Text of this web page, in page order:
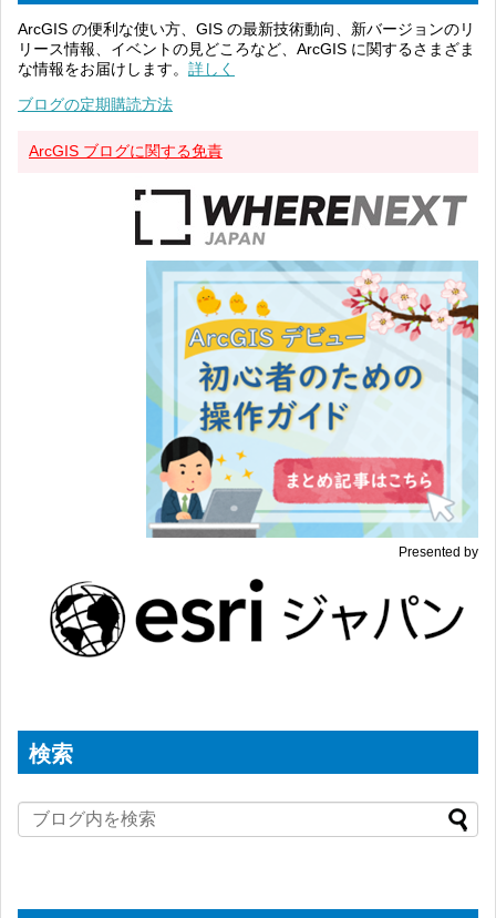
ArcGIS の便利な使い方、GIS の最新技術動向、新バージョンのリ
リース情報、イベントの見どころなど、ArcGIS に関するさまざま
な情報をお届けします。 詳しく
ブログの定期購読方法
ArcGIS ブログに関する免責
Presented by
検索